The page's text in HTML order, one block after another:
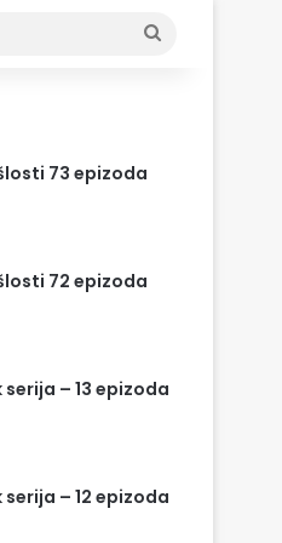
73 epizoda
72 epizoda
serija – 13 epizoda
serija – 12 epizoda